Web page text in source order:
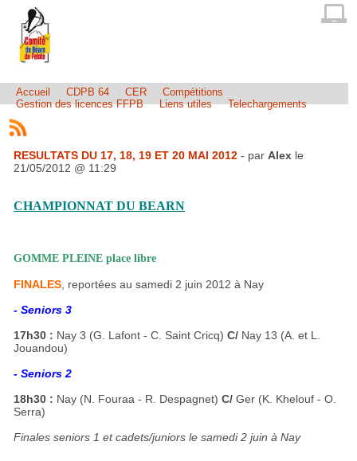
Accueil CDPB 64 CER
Compétitions
Gestion des licences FFPB
Liens utiles Telechargements
RESULTATS DU 17, 18, 19 ET 20 MAI 2012 - parAlex le
21/05/2012 @ 11:29
CHAMPIONNAT DU BEARN
GOMME PLEINE place libre
FINALES , reportées au samedi 2 juin 2012 à Nay
- Seniors 3
17h30 : Nay 3 (G. Lafont - C. Saint Cricq)C/ Nay 13 (A. et L.
Jouandou)
- Seniors 2
18h30 : Nay (N. Fouraa - R. Despagnet)C/ Ger (K. Khelouf - O.
Serra)
Finales seniors 1 et cadets/juniors le samedi 2 juin à Nay